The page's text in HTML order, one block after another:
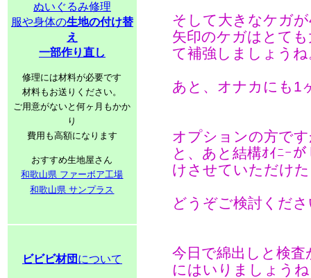
ぬいぐるみ修理
服や身体の生地の付け替
え
一部作り直し
修理には材料が必要です
材料もお送りください。
ご用意がないと何ヶ月もかか
り
費用も高額になります
おすすめ生地屋さん
和歌山県 ファーボア工場
和歌山県 サンプラス
ビビビ材団 について
そして大きなケガ
矢印のケガはとて
て補強しましょうね
あと、オナカにも1
オプションの方で
と、あと結構ｵｲﾆｰ
けさせていただけ
どうぞご検討くださ
今日で綿出しと検
にはいりましょう